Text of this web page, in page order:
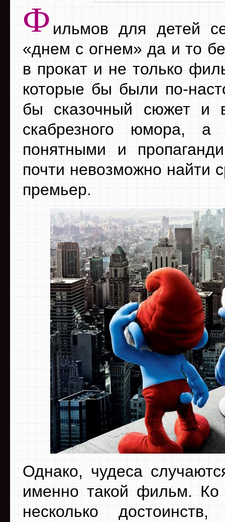
Ф ильмов для детей
«днем с огнем» да и то
в прокат и не только
которые бы были по-
бы сказочный сюжет и
скабрезного юмора,
понятными и
почти невозможно найти
премьер.
Однако, чудеса
именно такой фильм.
несколько